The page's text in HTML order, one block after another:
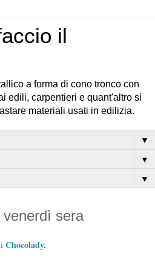
il
a forma di cono tronco con
edili, carpentieri e quant'altro si
materiali usati in edilizia.
▼
▼
▼
sera
Chocolady.